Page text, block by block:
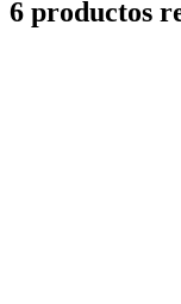
6 productos